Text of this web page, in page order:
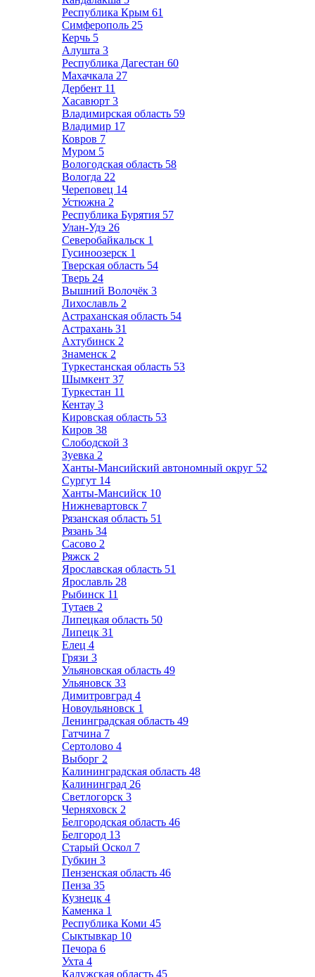
Республика Крым 61
Симферополь 25
Керчь 5
Алушта 3
Республика Дагестан 60
Махачкала 27
Дербент 11
Хасавюрт 3
Владимирская область 59
Владимир 17
Ковров 7
Муром 5
Вологодская область 58
Вологда 22
Череповец 14
Устюжна 2
Республика Бурятия 57
Улан-Удэ 26
Северобайкальск 1
Гусиноозерск 1
Тверская область 54
Тверь 24
Вышний Волочёк 3
Лихославль 2
Астраханская область 54
Астрахань 31
Ахтубинск 2
Знаменск 2
Туркестанская область 53
Шымкент 37
Туркестан 11
Кентау 3
Кировская область 53
Киров 38
Слободской 3
Зуевка 2
Ханты-Мансийский автономный округ 52
Сургут 14
Ханты-Мансийск 10
Нижневартовск 7
Рязанская область 51
Рязань 34
Сасово 2
Ряжск 2
Ярославская область 51
Ярославль 28
Рыбинск 11
Тутаев 2
Липецкая область 50
Липецк 31
Елец 4
Грязи 3
Ульяновская область 49
Ульяновск 33
Димитровград 4
Новоульяновск 1
Ленинградская область 49
Гатчина 7
Сертолово 4
Выборг 2
Калининградская область 48
Калининград 26
Светлогорск 3
Черняховск 2
Белгородская область 46
Белгород 13
Старый Оскол 7
Губкин 3
Пензенская область 46
Пенза 35
Кузнецк 4
Каменка 1
Республика Коми 45
Сыктывкар 10
Печора 6
Ухта 4
Калужская область 45